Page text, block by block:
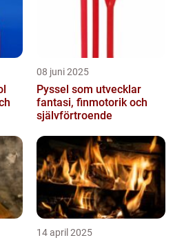
08 juni 2025
Pyssel som utvecklar
fantasi, finmotorik och
självförtroende
14 april 2025